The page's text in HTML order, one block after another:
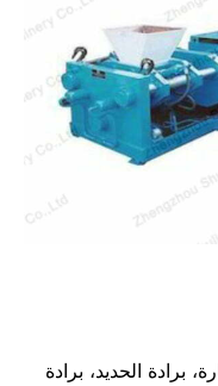
برادة الحديد، برادة